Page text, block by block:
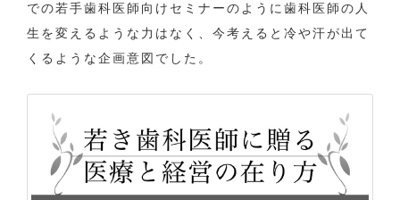
での若手歯科医師向けセミナーのように歯科医師の人
生を変えるような力はなく、今考えると冷や汗が出て
くるような企画意図でした。